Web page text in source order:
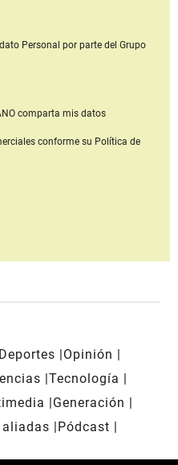
Personal por parte del Grupo
comparta mis datos
conforme su Política de
Deportes
Opinión
Tecnología
Generación
aliadas
Pódcast